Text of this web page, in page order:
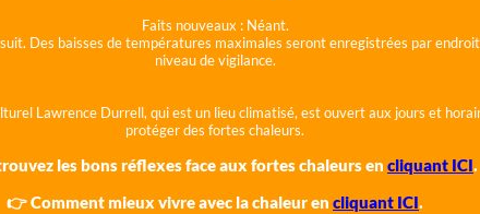
Faits nouveaux : Néant.
Des baisses de températures maximales seront enregistrées par
niveau de vigilance.
Lawrence Durrell, qui est un lieu climatisé, est ouvert aux jours et
protéger des fortes chaleurs.
les bons réflexes face aux fortes chaleurs en cliquant ICI.
👉 Comment mieux vivre avec la chaleur en cliquant ICI.